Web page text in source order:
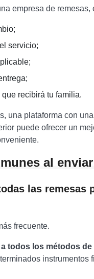
empresa de remesas,
servicio;
que recibirá tu familia.
una plataforma con
puede ofrecer un
al
las remesas
frecuente.
todos los métodos de
instrumentos